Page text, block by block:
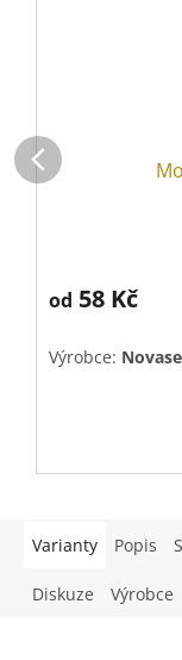
od 58 Kč
Výrobce:
Varianty Popis
Diskuze Výrobce